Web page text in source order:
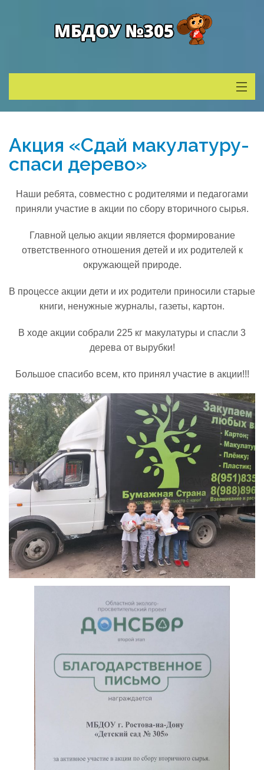
Деятельность
Родителям
Противодействие коррупции
Реализация соц заказа
Напишите нам
Акция «Сдай макулатуру-
спаси дерево»
Наши ребята, совместно с родителями и педагогами
приняли участие в акции по сбору вторичного сырья.
Главной целью акции является формирование
ответственного отношения детей и их родителей к
окружающей природе.
В процессе акции дети и их родители приносили старые
книги, ненужные журналы, газеты, картон.
В ходе акции собрали 225 кг макулатуры и спасли 3
дерева от вырубки!
Большое спасибо всем, кто принял участие в акции!!!